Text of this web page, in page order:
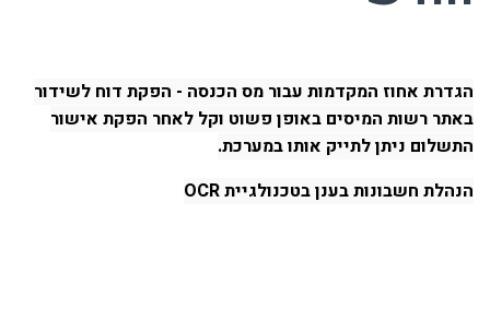
הגדרת אחוז המקדמות עבור מס הכנסה - הפקת דוח לשידור
באתר רשות המיסים באופן פשוט וקל לאחר הפקת אישור
התשלום ניתן לתייק אותו במערכת.
הנהלת חשבונות בענן בטכנולגיית OCR